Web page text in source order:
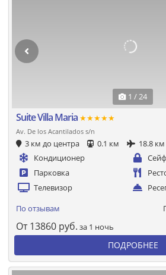
1 / 24
Suite Villa Maria ★★★★★
Av. De los Acantilados s/n
3 км до центра 0.1 км
18.8 км
Кондиционер
Сейф
Парковка
Телевизор
По отзывам
От 13860 руб. за 1 ночь
ПОДРОБНЕЕ